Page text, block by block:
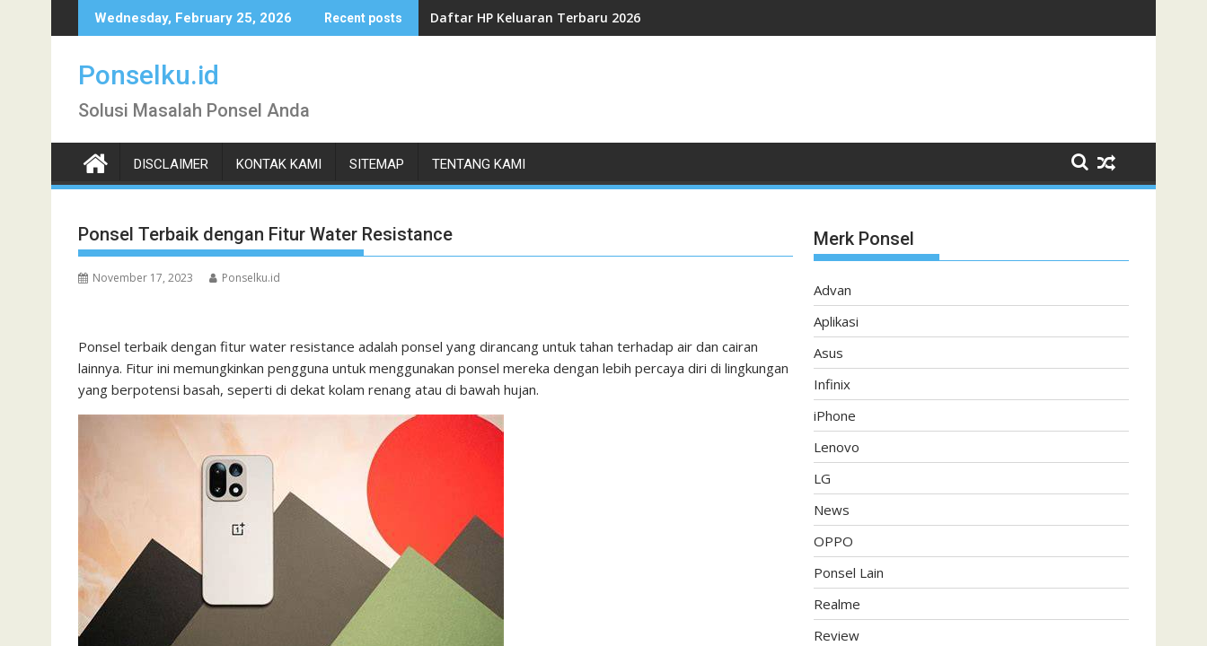
to
Wednesday, February 25, 2026 Recent posts Daftar HP Keluaran Terbaru 2026
Ponselku.id
Solusi Masalah Ponsel Anda
DISCLAIMER KONTAK KAMI SITEMAP TENTANG KAMI
Ponsel Terbaik dengan Fitur Water Resistance
November 17, 2023 Ponselku.id
Ponsel terbaik dengan fitur water resistance adalah ponsel yang dirancang untuk tahan terhadap air dan cairan
lainnya. Fitur ini memungkinkan pengguna untuk menggunakan ponsel mereka dengan lebih percaya diri di lingkungan
yang berpotensi basah, seperti di dekat kolam renang atau di bawah hujan.
Merk Ponsel
Advan
Aplikasi
Asus
Infinix
iPhone
Lenovo
LG
News
OPPO
Ponsel Lain
Realme
Review